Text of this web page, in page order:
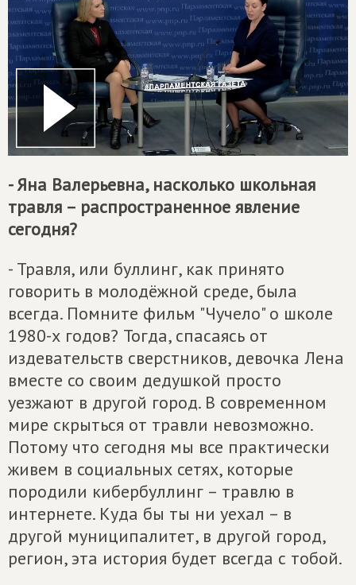
- Яна Валерьевна, насколько школьная
травля – распространенное явление
сегодня?
- Травля, или буллинг, как принято
говорить в молодёжной среде, была
всегда. Помните фильм "Чучело" о школе
1980-х годов? Тогда, спасаясь от
издевательств сверстников, девочка Лена
вместе со своим дедушкой просто
уезжают в другой город. В современном
мире скрыться от травли невозможно.
Потому что сегодня мы все практически
живем в социальных сетях, которые
породили кибербуллинг – травлю в
интернете. Куда бы ты ни уехал – в
другой муниципалитет, в другой город,
регион, эта история будет всегда с тобой.